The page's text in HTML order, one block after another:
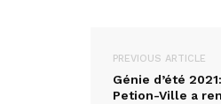
PREVIOUS ARTICLE
Génie d’été
Petion-Ville a